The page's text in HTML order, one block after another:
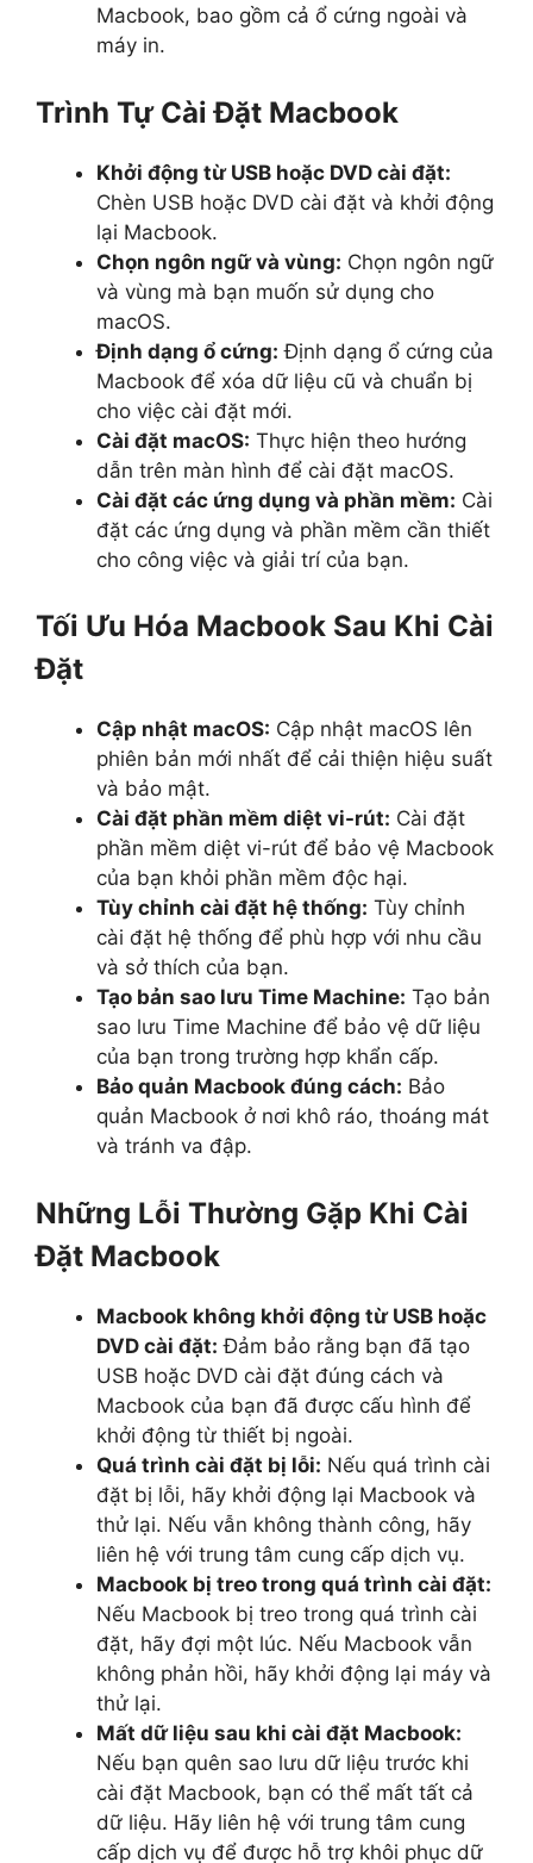
Macbook, bao gồm cả ổ cứng ngoài và
máy in.
Trình Tự Cài Đặt Macbook
Khởi động từ USB hoặc DVD cài đặt:
Chèn USB hoặc DVD cài đặt và khởi động
lại Macbook.
Chọn ngôn ngữ và vùng: Chọn ngôn ngữ
và vùng mà bạn muốn sử dụng cho
macOS.
Định dạng ổ cứng: Định dạng ổ cứng của
Macbook để xóa dữ liệu cũ và chuẩn bị
cho việc cài đặt mới.
Cài đặt macOS: Thực hiện theo hướng
dẫn trên màn hình để cài đặt macOS.
Cài đặt các ứng dụng và phần mềm: Cài
đặt các ứng dụng và phần mềm cần thiết
cho công việc và giải trí của bạn.
Tối Ưu Hóa Macbook Sau Khi Cài
Đặt
Cập nhật macOS: Cập nhật macOS lên
phiên bản mới nhất để cải thiện hiệu suất
và bảo mật.
Cài đặt phần mềm diệt vi-rút: Cài đặt
phần mềm diệt vi-rút để bảo vệ Macbook
của bạn khỏi phần mềm độc hại.
Tùy chỉnh cài đặt hệ thống: Tùy chỉnh
cài đặt hệ thống để phù hợp với nhu cầu
và sở thích của bạn.
Tạo bản sao lưu Time Machine: Tạo bản
sao lưu Time Machine để bảo vệ dữ liệu
của bạn trong trường hợp khẩn cấp.
Bảo quản Macbook đúng cách: Bảo
quản Macbook ở nơi khô ráo, thoáng mát
và tránh va đập.
Những Lỗi Thường Gặp Khi Cài
Đặt Macbook
Macbook không khởi động từ USB hoặc
DVD cài đặt: Đảm bảo rằng bạn đã tạo
USB hoặc DVD cài đặt đúng cách và
Macbook của bạn đã được cấu hình để
khởi động từ thiết bị ngoài.
Quá trình cài đặt bị lỗi: Nếu quá trình cài
đặt bị lỗi, hãy khởi động lại Macbook và
thử lại. Nếu vẫn không thành công, hãy
liên hệ với trung tâm cung cấp dịch vụ.
Macbook bị treo trong quá trình cài đặt:
Nếu Macbook bị treo trong quá trình cài
đặt, hãy đợi một lúc. Nếu Macbook vẫn
không phản hồi, hãy khởi động lại máy và
thử lại.
Mất dữ liệu sau khi cài đặt Macbook:
Nếu bạn quên sao lưu dữ liệu trước khi
cài đặt Macbook, bạn có thể mất tất cả
dữ liệu. Hãy liên hệ với trung tâm cung
cấp dịch vụ để được hỗ trợ khôi phục dữ